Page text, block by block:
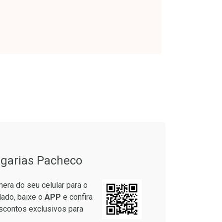
Pacheco
do seu celular para o
baixe o APP e confira
exclusivos para